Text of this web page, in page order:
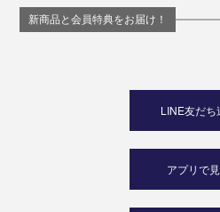
新商品と会員特典をお届け！
LINE友だち
アプリで